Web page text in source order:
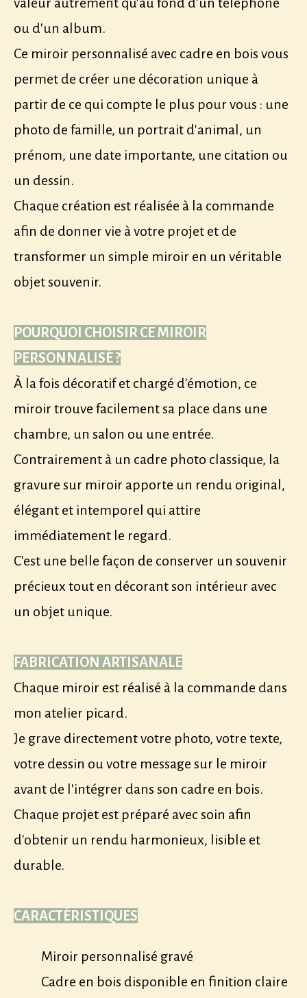
ou d'un album.
Ce miroir personnalisé avec cadre en bois vous
permet de créer une décoration unique à
partir de ce qui compte le plus pour vous : une
photo de famille, un portrait d'animal, un
prénom, une date importante, une citation ou
un dessin.
Chaque création est réalisée à la commande
afin de donner vie à votre projet et de
transformer un simple miroir en un véritable
objet souvenir.
POURQUOI CHOISIR CE MIROIR
PERSONNALISÉ ?
À la fois décoratif et chargé d'émotion, ce
miroir trouve facilement sa place dans une
chambre, un salon ou une entrée.
Contrairement à un cadre photo classique, la
gravure sur miroir apporte un rendu original,
élégant et intemporel qui attire
immédiatement le regard.
C'est une belle façon de conserver un souvenir
précieux tout en décorant son intérieur avec
un objet unique.
FABRICATION ARTISANALE
Chaque miroir est réalisé à la commande dans
mon atelier picard.
Je grave directement votre photo, votre texte,
votre dessin ou votre message sur le miroir
avant de l'intégrer dans son cadre en bois.
Chaque projet est préparé avec soin afin
d'obtenir un rendu harmonieux, lisible et
durable.
CARACTÉRISTIQUES
Miroir personnalisé gravé
Cadre en bois disponible en finition claire